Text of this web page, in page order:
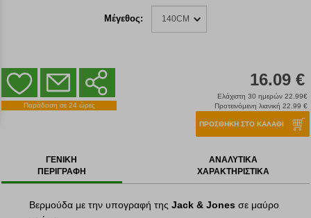
Μέγεθος: 140CM
Παράδοση σε 24 ώρες
16.09 €
Ελάχιστη 30 ημερών 22.99€
Προτεινόμενη λιανική 22.99 €
ΠΡΟΣΘΗΚΗ ΣΤΟ ΚΑΛΑΘΙ
ΓΕΝΙΚΗ
ΠΕΡΙΓΡΑΦΗ
ΑΝΑΛΥΤΙΚΑ
ΧΑΡΑΚΤΗΡΙΣΤΙΚΑ
Βερμούδα με την υπογραφή τηςJack & Jones σε μαύρο